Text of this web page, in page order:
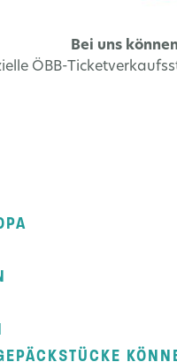
Bei uns
ÖBB-